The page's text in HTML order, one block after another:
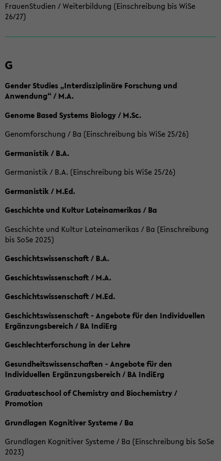
FrauenStudien / Weiterbildung (Einschreibung bis WiSe
26/27)
G
Gender Studies „Interdisziplinäre Forschung und
Anwendung“ / M.A.
Genome Based Systems Biology / M.Sc.
Genomforschung / Ba (Einschreibung bis WiSe 25/26)
Germanistik / B.A.
Germanistik / B.A. (Einschreibung bis WiSe 25/26)
Germanistik / M.Ed.
Geschichte und Kultur Lateinamerikas / Ba
Geschichte und Kultur Lateinamerikas / Ba (Einschreibung
bis SoSe 2025)
Geschichtswissenschaft / B.A.
Geschichtswissenschaft / M.A.
Geschichtswissenschaft / M.Ed.
Geschichtswissenschaft - Angebote für den Individuellen
Ergänzungsbereich / BA IndiErg
Geschlechterforschung in der Lehre
Gesundheitswissenschaften - Angebote für den
Individuellen Ergänzungsbereich / BA IndiErg
Graduateschool of Chemistry and Biochemistry /
Promotion
Grundlagen Kognitiver Systeme / Ba
Grundlagen Kognitiver Systeme / Ba (Einschreibung bis SoSe
2023)